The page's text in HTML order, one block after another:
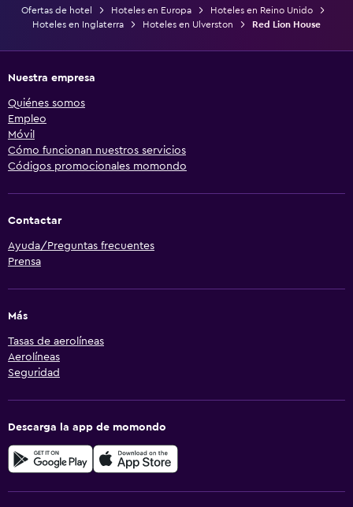
Ofertas de hotel Hoteles en Europa
Hoteles en Reino Unido
Hoteles en Inglaterra
Hoteles en Ulverston Red Lion House
Nuestra empresa
Quiénes somos
Empleo
Móvil
Cómo funcionan nuestros servicios
Códigos promocionales momondo
Contactar
Ayuda/Preguntas frecuentes
Prensa
Más
Tasas de aerolíneas
Aerolíneas
Seguridad
Descarga la app de momondo